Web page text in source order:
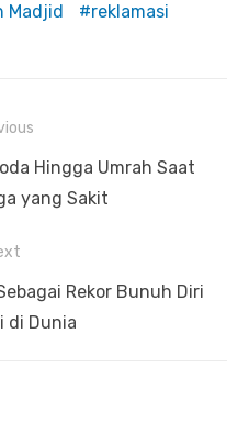
Madjid
reklamasi
Hingga Umrah Saat
yang Sakit
Rekor Bunuh Diri
di Dunia